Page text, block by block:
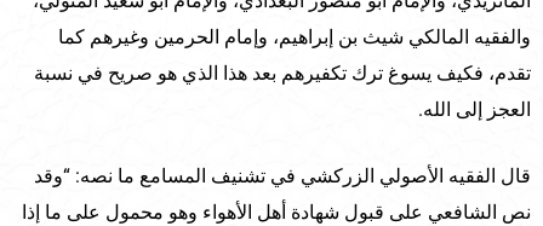
والفقيه المالكي شيث بن إبراهيم، وإمام الحرمين وغيرهم كما
تقدم، فكيف يسوغ ترك تكفيرهم بعد هذا الذي هو صريح في نسبة
العجز إلى الله.
قال الفقيه الأصولي الزركشي في تشنيف المسامع ما نصه: “وقد
نص الشافعي على قبول شهادة أهل الأهواء وهو محمول على ما إذا